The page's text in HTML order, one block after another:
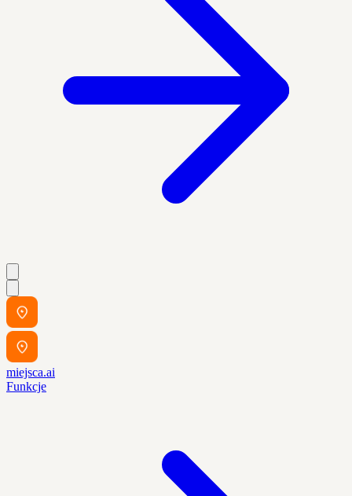
miejsca.ai
Funkcje